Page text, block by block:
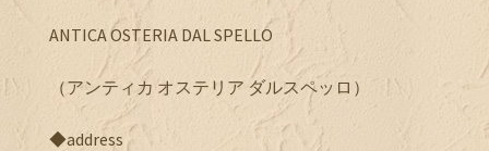
ANTICA OSTERIA DAL SPELLO
（アンティカ オステリア ダルスペッロ）
◆address